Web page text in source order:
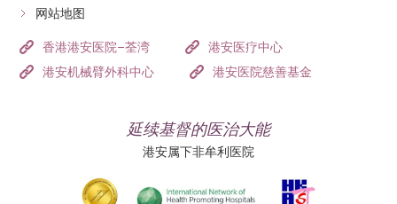
网站地图
香港港安医院–荃湾
港安医疗中心
港安机械臂外科中心
港安医院慈善基金
延续基督的医治大能
港安属下非牟利医院